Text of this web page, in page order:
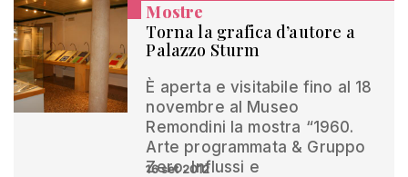
Mostre
Torna la grafica d’autore a
Palazzo Sturm
È aperta e visitabile fino al 18
novembre al Museo
Remondini la mostra “1960.
Arte programmata & Gruppo
Zero. Influssi e
16 set 2012